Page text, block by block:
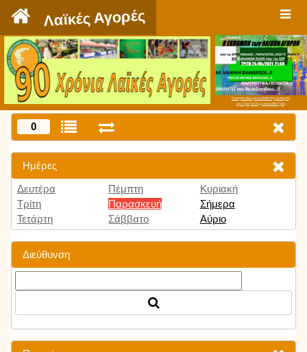
Λαϊκές Αγορές
Πατήστε εδώ για να δείτε την εκπομπή
την Τρίτη 9:00 μμ και κάθε Τρίτη
0
Ημέρες
Δευτέρα
Τρίτη
Τετάρτη
Πέμπτη
Παρασκευή
Σάββατο
Κυριακή
Σήμερα
Αύριο
Διεύθυνση